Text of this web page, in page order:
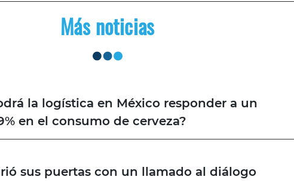
Más noticias
la logística en México responder a un
en el consumo de cerveza?
sus puertas con un llamado al diálogo